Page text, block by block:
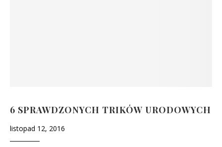
6 SPRAWDZONYCH TRIKÓW URODOWYCH
listopad 12, 2016